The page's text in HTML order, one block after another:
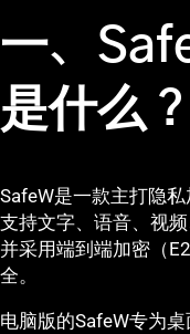
一、
是什么？
SafeW是一款主打隐私
支持文字、语音、视
并采用端到端加密（
全。
电脑版的SafeW专为桌